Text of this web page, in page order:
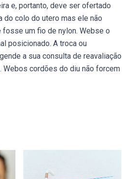
e, portanto, deve ser ofertado
do colo do utero mas ele não
fosse um fio de nylon. Webse o
posicionado. A troca ou
a sua consulta de reavaliação
Webos cordões do diu não forcem